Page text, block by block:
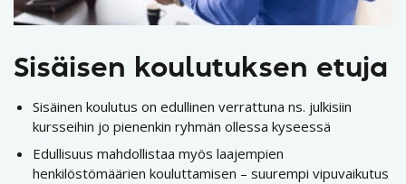
Sisäisen koulutuksen etuja
Sisäinen koulutus on edullinen verrattuna ns. julkisiin
kursseihin jo pienenkin ryhmän ollessa kyseessä
Edullisuus mahdollistaa myös laajempien
henkilöstömäärien kouluttamisen – suurempi vipuvaikutus